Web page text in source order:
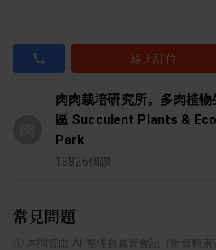
線上訂位
肉肉栽培研究所。多肉植物
區 Succulent Plants &
Park
18826個讚
常見問題
本問答由 AI 整理自真實食記（附資料來